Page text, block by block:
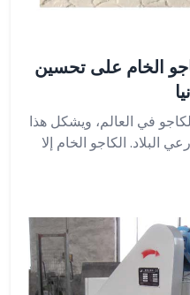
الخام على تحسين
في العالم، ويشكل هذا
الكاجو الخام إلا